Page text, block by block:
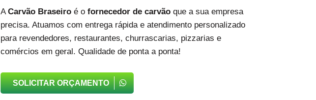
A Carvão Braseiroé o fornecedor de carvãoque a sua empresa
precisa. Atuamos com entrega rápida e atendimento personalizado
para revendedores, restaurantes, churrascarias, pizzarias e
comércios em geral. Qualidade de ponta a ponta!
SOLICITAR ORÇAMENTO